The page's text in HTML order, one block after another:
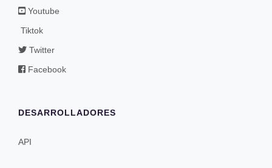
Youtube
Tiktok
Twitter
Facebook
DESARROLLADORES
API